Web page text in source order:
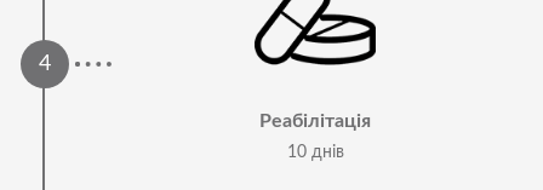
Реабілітація
10 днів